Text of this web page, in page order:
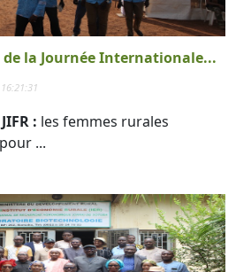
de la Journée Internationale...
: les femmes rurales
...